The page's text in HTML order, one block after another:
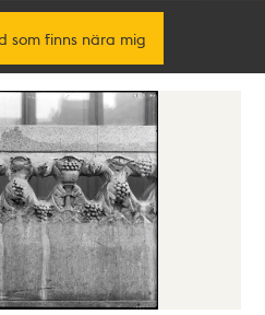
som finns nära mig